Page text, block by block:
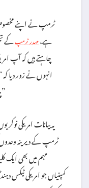
ٹرمپ نے اپنے مخصوص
ہے،صدر ٹرمپکے
چاہتے ہیں کہ آپ
انہوں نے زور دیا کہ
چاہیے، نہ کہ بھارتی آئی ٹی مافیا کے مفاد کے لیے۔”
یہ بیانات امریکی
ٹرمپ کے دیرینہ وعدوں
مہم میں بھی ایک
کمپنیاں جو امریکی ٹیکس